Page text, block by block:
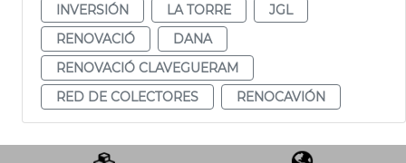
INVERSIÓN
LA TORRE
JGL
RENOVACIÓ
DANA
RENOVACIÓ CLAVEGUERAM
RED DE COLECTORES
RENOCAVIÓN